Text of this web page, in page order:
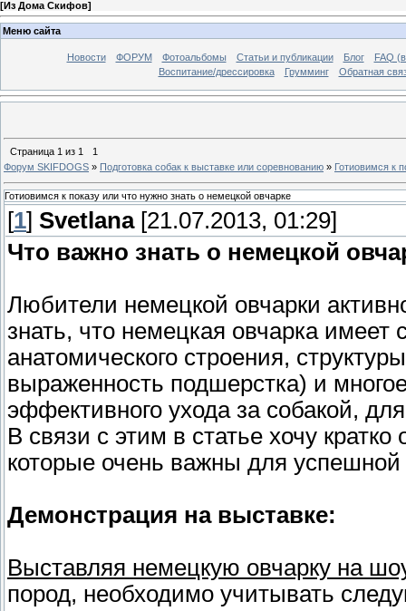
[Из Дома Скифов]
Меню сайта
Новости ФОРУМ Фотоальбомы Статьи и публикации Блог
FAQ
Воспитание/дрессировка
Грумминг Обратная
Страница 1 из 1
1
Форум SKIFDOGS » Подготовка собак к выставке или соревнованию » Готиовимся к
Готиовимся к показу или что нужно знать о немецкой овчарке
[1] Svetlana[21.07.2013, 01:29]
Что важно знать о немецкой
Любители немецкой овчарки
знать, что немецкая овчарка
анатомического строения,
выраженность подшерстка) и
эффективного ухода за собакой,
В связи с этим в статье хочу
которые очень важны для
Демонстрация на выставке:
Выставляя немецкую овчарку на
пород, необходимо учитывать